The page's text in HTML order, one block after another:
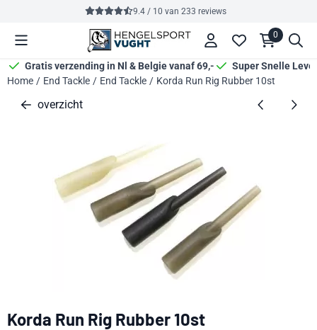
Cookievoorkeuren zijn momenteel gesloten.
9.4 / 10 van 233 reviews
0
Gratis verzending in Nl & Belgie vanaf 69,-
Super Snelle
Home / End Tackle / End Tackle / Korda Run Rig Rubber 10st
overzicht
Korda Run Rig Rubber 10st